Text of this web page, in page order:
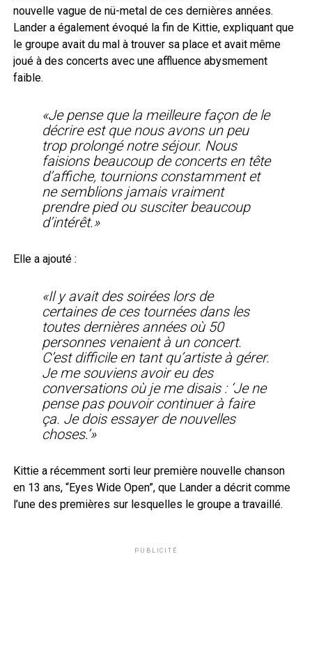
nouvelle vague de nü-metal de ces dernières années.
Lander a également évoqué la fin de Kittie, expliquant que
le groupe avait du mal à trouver sa place et avait même
joué à des concerts avec une affluence abysmement
faible.
«Je pense que la meilleure façon de le
décrire est que nous avons un peu
trop prolongé notre séjour. Nous
faisions beaucoup de concerts en tête
d’affiche, tournions constamment et
ne semblions jamais vraiment
prendre pied ou susciter beaucoup
d’intérêt.»
Elle a ajouté :
«Il y avait des soirées lors de
certaines de ces tournées dans les
toutes dernières années où 50
personnes venaient à un concert.
C’est difficile en tant qu’artiste à gérer.
Je me souviens avoir eu des
conversations où je me disais : ‘Je ne
pense pas pouvoir continuer à faire
ça. Je dois essayer de nouvelles
choses.’»
Kittie a récemment sorti leur première nouvelle chanson
en 13 ans, “Eyes Wide Open”, que Lander a décrit comme
l’une des premières sur lesquelles le groupe a travaillé.
PUBLICITÉ